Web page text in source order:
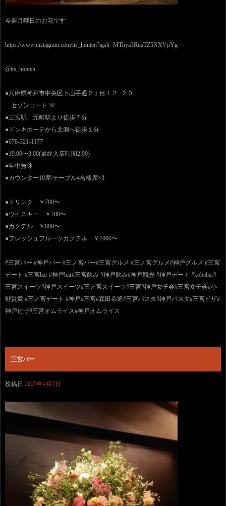
今週月曜日のお花です
https://www.instagram.com/its_honten?igsh=MThya3RuaTZ5NXVpYg==
@its_honten
●兵庫県神戸市中央区下山手通２丁目１２−２０
セゾンコート 5F
●三宮駅、元町駅より徒歩７分
●ドンキホーテから北側へ徒歩１分
●078-321-1177
●19:00〜3:00(最終入店時間2:00)
●年中無休
●カウンター10席/テーブル4名様席×3
●ドリンク ￥700〜
●ウイスキー ￥700〜
●カクテル ￥800〜
●フレッシュフルーツカクテル ￥1000〜
#三宮バー #神戸バー #三ノ宮バー#三宮グルメ #三ノ宮グルメ#神戸グルメ #三宮
デート #三宮bar #神戸bar#三宮飲み #神戸飲み#神戸観光 #神戸デート #kobebar#
三宮スイーツ#神戸スイーツ#三ノ宮スイーツ#三宮#神戸女子会#三宮女子会#小
野賢章 #三ノ宮デート #神戸#三宮#森田恭通#三宮パスタ#神戸パスタ#三宮ピザ#
神戸ピザ#三宮オムライス#神戸オムライス
三宮バー
投稿日 2025年4月7日